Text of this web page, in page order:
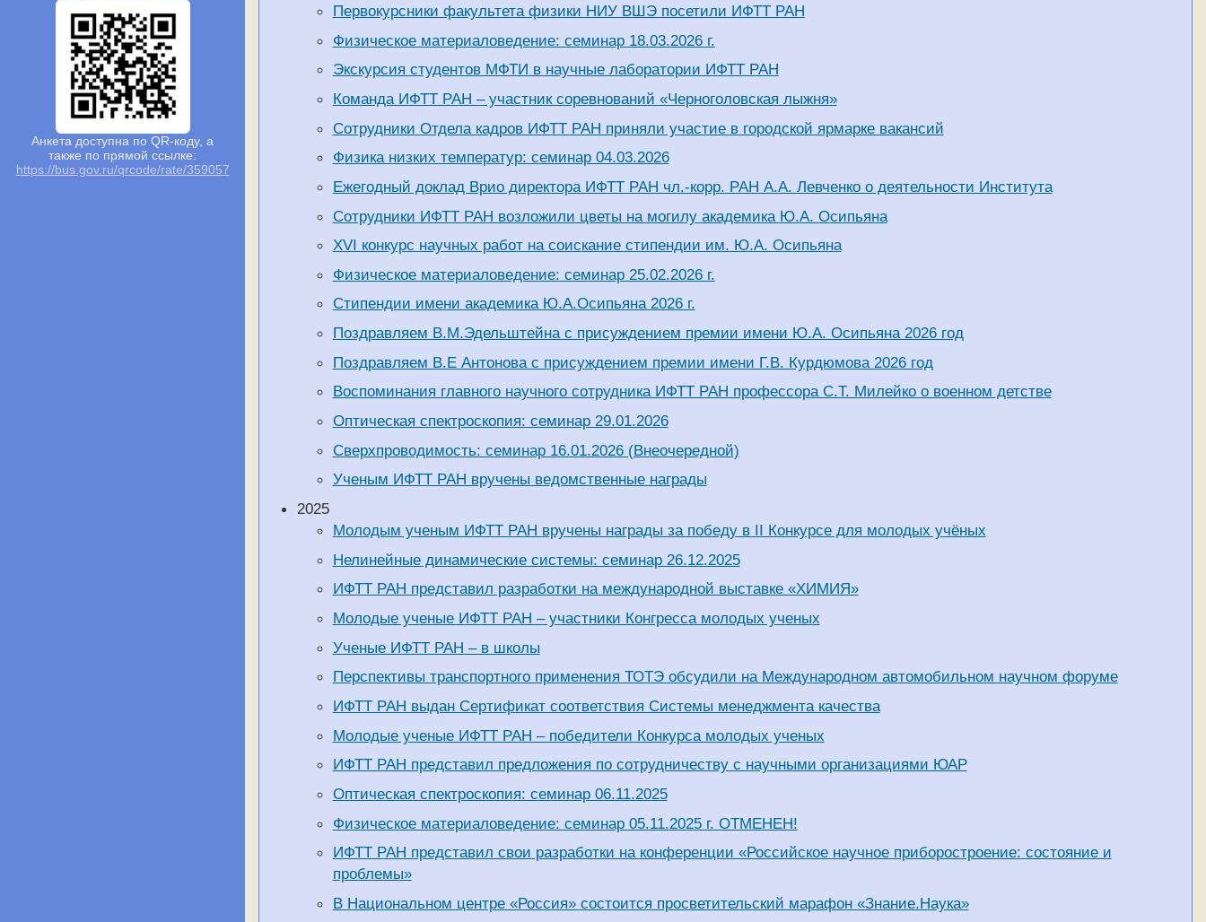
Анкета доступна по QR-коду, а
также по прямой ссылке:
https://bus.gov.ru/qrcode/rate/359057
Первокурсники факультета физики НИУ ВШЭ посетили ИФТТ РАН
Физическое материаловедение: семинар 18.03.2026 г.
Экскурсия студентов МФТИ в научные лаборатории ИФТТ РАН
Команда ИФТТ РАН – участник соревнований «Черноголовская лыжня»
Сотрудники Отдела кадров ИФТТ РАН приняли участие в городской ярмарке вакансий
Физика низких температур: семинар 04.03.2026
Ежегодный доклад Врио директора ИФТТ РАН чл.-корр. РАН А.А. Левченко о деятельности Института
Сотрудники ИФТТ РАН возложили цветы на могилу академика Ю.А. Осипьяна
XVI конкурс научных работ на соискание стипендии им. Ю.А. Осипьяна
Физическое материаловедение: семинар 25.02.2026 г.
Cтипендии имени академика Ю.А.Осипьяна 2026 г.
Поздравляем В.М.Эдельштейна с присуждением премии имени Ю.А. Осипьяна 2026 год
Поздравляем В.Е Антонова с присуждением премии имени Г.В. Курдюмова 2026 год
Воспоминания главного научного сотрудника ИФТТ РАН профессора С.Т. Милейко о военном детстве
Оптическая спектроскопия: семинар 29.01.2026
Сверхпроводимость: семинар 16.01.2026 (Внеочередной)
Ученым ИФТТ РАН вручены ведомственные награды
2025
Молодым ученым ИФТТ РАН вручены награды за победу в II Конкурсе для молодых учёных
Нелинейные динамические системы: семинар 26.12.2025
ИФТТ РАН представил разработки на международной выставке «ХИМИЯ»
Молодые ученые ИФТТ РАН – участники Конгресса молодых ученых
Ученые ИФТТ РАН – в школы
Перспективы транспортного применения ТОТЭ обсудили на Международном автомобильном научном форуме
ИФТТ РАН выдан Сертификат соответствия Системы менеджмента качества
Молодые ученые ИФТТ РАН – победители Конкурса молодых ученых
ИФТТ РАН представил предложения по сотрудничеству с научными организациями ЮАР
Оптическая спектроскопия: семинар 06.11.2025
Физическое материаловедение: семинар 05.11.2025 г. ОТМЕНЕН!
ИФТТ РАН представил свои разработки на конференции «Российское научное приборостроение: состояние и
проблемы»
В Национальном центре «Россия» состоится просветительский марафон «Знание.Наука»